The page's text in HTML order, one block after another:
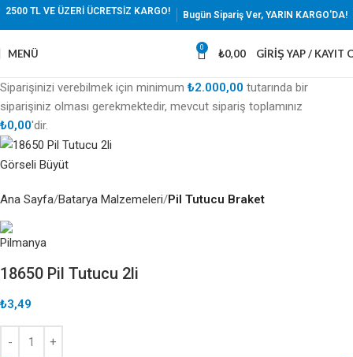
2500 TL VE ÜZERİ ÜCRETSİZ KARGO! Bugün Sipariş Ver, YARIN KARGO'DA!
MENÜ 0 ₺0,00 GIRIŞ YAP / KAYIT
Siparişinizi verebilmek için minimum ₺2.000,00 tutarında bir
siparişiniz olması gerekmektedir, mevcut sipariş toplamınız
₺0,00'dir.
Görseli Büyüt
Ana Sayfa Batarya Malzemeleri Pil Tutucu Braket
18650 Pil Tutucu 2li
₺3,49